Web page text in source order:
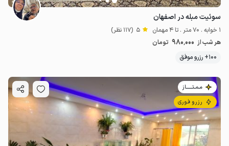
سوئیت مبله در اصفهان
1 خوابه . 70 متر . تا 4 مهمان 5 (117 نظر)
هر شب از 980٬000 تومان
100+ رزرو موفق
مـمـتــــــاز
رزرو فوری